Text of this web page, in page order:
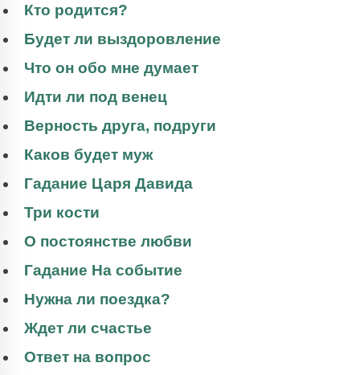
Кто родится?
Будет ли выздоровление
Что он обо мне думает
Идти ли под венец
Верность друга, подруги
Каков будет муж
Гадание Царя Давида
Три кости
О постоянстве любви
Гадание На событие
Нужна ли поездка?
Ждет ли счастье
Ответ на вопрос